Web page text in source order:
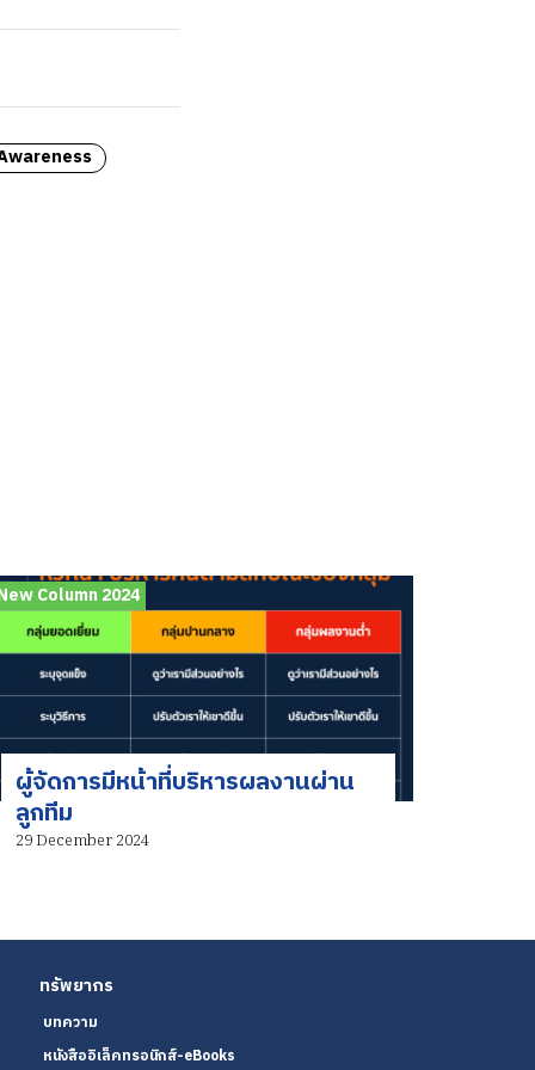
Column 2024
ผู้จัดการมีหน้าที่บริหารผลงานผ่าน
ลูกทีม
29 December 2024
ทรัพยากร
บทความ
หนังสืออิเล็คทรอนิกส์-eBooks